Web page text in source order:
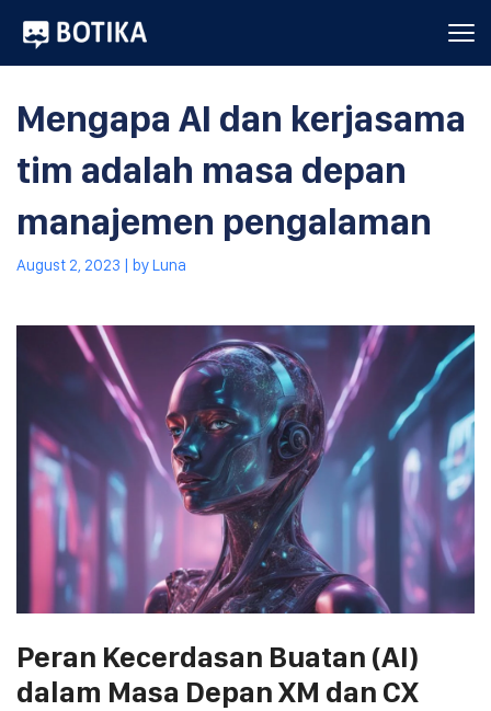
Mengapa AI dan kerjasama
tim adalah masa depan
manajemen pengalaman
August 2, 2023 | byLuna
Peran Kecerdasan Buatan (AI)
dalam Masa Depan XM dan CX